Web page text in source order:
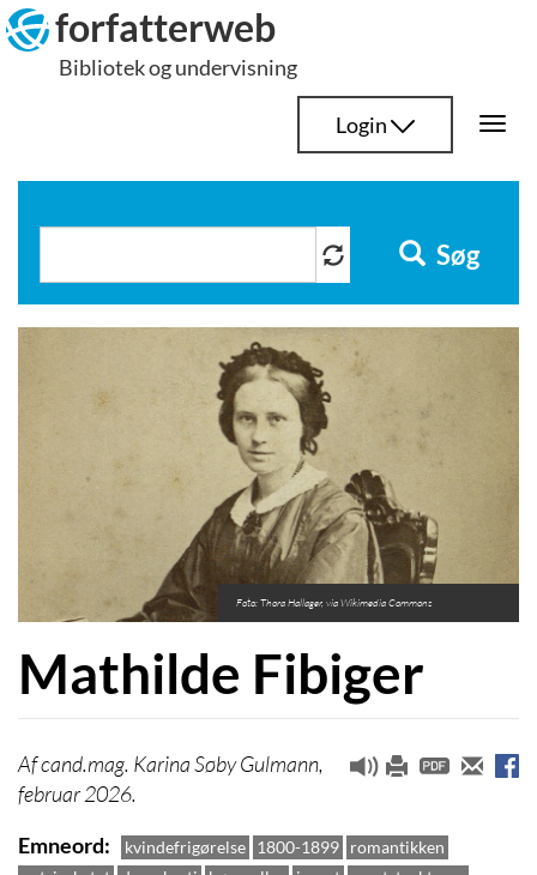
Hop
til
indhold
forfatterweb
Bibliotek og undervisning
Login
Søg
Foto: Thora Hallager, via Wikimedia Commons
Mathilde Fibiger
cand.mag. Karina Søby Gulmann,
februar 2026.
Emneord
kvindefrigørelse 1800-1899 romantikken